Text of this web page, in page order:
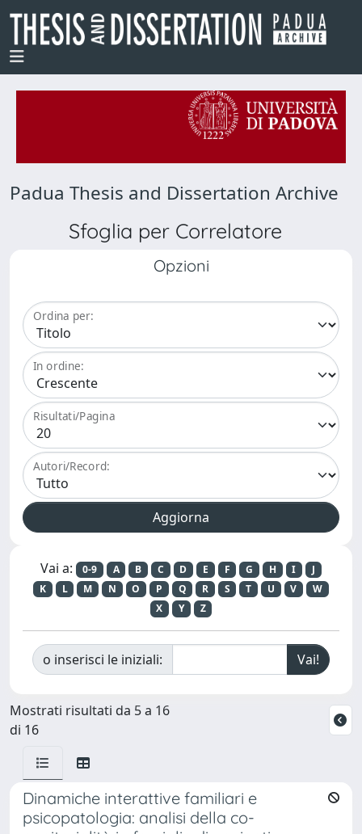
Padua Thesis and Dissertation Archive
Sfoglia per Correlatore
Opzioni
Ordina per:
In ordine:
Risultati/Pagina
Autori/Record:
Vai a: 0-9 A B C D E F G H I
J
K
L M N O P Q R S T U V
W
X
Y Z
o inserisci le iniziali:
Mostrati risultati da 5 a 16
di 16
Dinamiche interattive familiari e
psicopatologia: analisi della co-